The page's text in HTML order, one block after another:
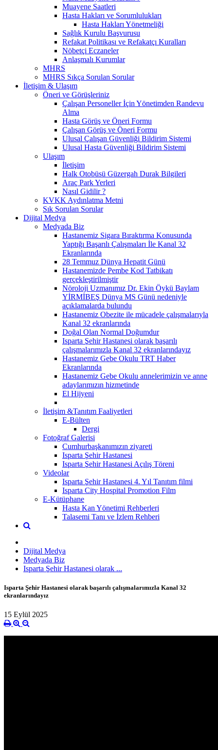
Muayene Saatleri
Hasta Hakları ve Sorumlulukları
Hasta Hakları Yönetmeliği
Sağlık Kurulu Başvurusu
Refakat Politikası ve Refakatçı Kuralları
Nöbetçi Eczaneler
Anlaşmalı Kurumlar
MHRS
MHRS Sıkça Sorulan Sorular
İletişim & Ulaşım
Öneri ve Görüşleriniz
Çalışan Personeller İçin Yönetimden Randevu
Alma
Hasta Görüş ve Öneri Formu
Çalışan Görüş ve Öneri Formu
Ulusal Çalışan Güvenliği Bildirim Sistemi
Ulusal Hasta Güvenliği Bildirim Sistemi
Ulaşım
İletişim
Halk Otobüsü Güzergah Durak Bilgileri
Araç Park Yerleri
Nasıl Gidilir ?
KVKK Aydınlatma Metni
Sık Sorulan Sorular
Dijital Medya
Medyada Biz
Hastanemiz Sigara Bıraktırma Konusunda
Yaptığı Başarılı Çalışmaları İle Kanal 32
Ekranlarında
28 Temmuz Dünya Hepatit Günü
Hastanemizde Pembe Kod Tatbikatı
gerçekleştirilmiştir
Nöroloji Uzmanımız Dr. Ekin Öykü Baylam
YİRMİBEŞ Dünya MS Günü nedeniyle
açıklamalarda bulundu
Hastanemiz Obezite ile mücadele çalışmalarıyla
Kanal 32 ekranlarında
Doğal Olan Normal Doğumdur
Isparta Şehir Hastanesi olarak başarılı
çalışmalarımızla Kanal 32 ekranlarındayız
Hastanemiz Gebe Okulu TRT Haber
Ekranlarında
Hastanemiz Gebe Okulu annelerimizin ve anne
adaylarımızın hizmetinde
El Hijyeni
İletişim &Tanıtım Faaliyetleri
E-Bülten
Dergi
Fotoğraf Galerisi
Cumhurbaşkanımızın ziyareti
Isparta Şehir Hastanesi
Isparta Şehir Hastanesi Açılış Töreni
Videolar
Isparta Şehir Hastanesi 4. Yıl Tanıtım filmi
Isparta City Hospital Promotion Film
E-Kütüphane
Hasta Kan Yönetimi Rehberleri
Talasemi Tanı ve İzlem Rehberi
Dijital Medya
Medyada Biz
Isparta Şehir Hastanesi olarak ...
Isparta Şehir Hastanesi olarak başarılı çalışmalarımızla Kanal 32
ekranlarındayız
15 Eylül 2025